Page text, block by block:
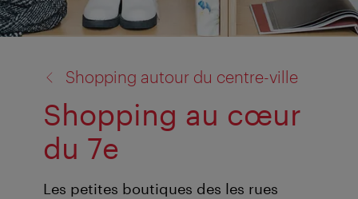
Shopping autour du centre-ville
Shopping au cœur
du 7e
Les petites boutiques des les rues